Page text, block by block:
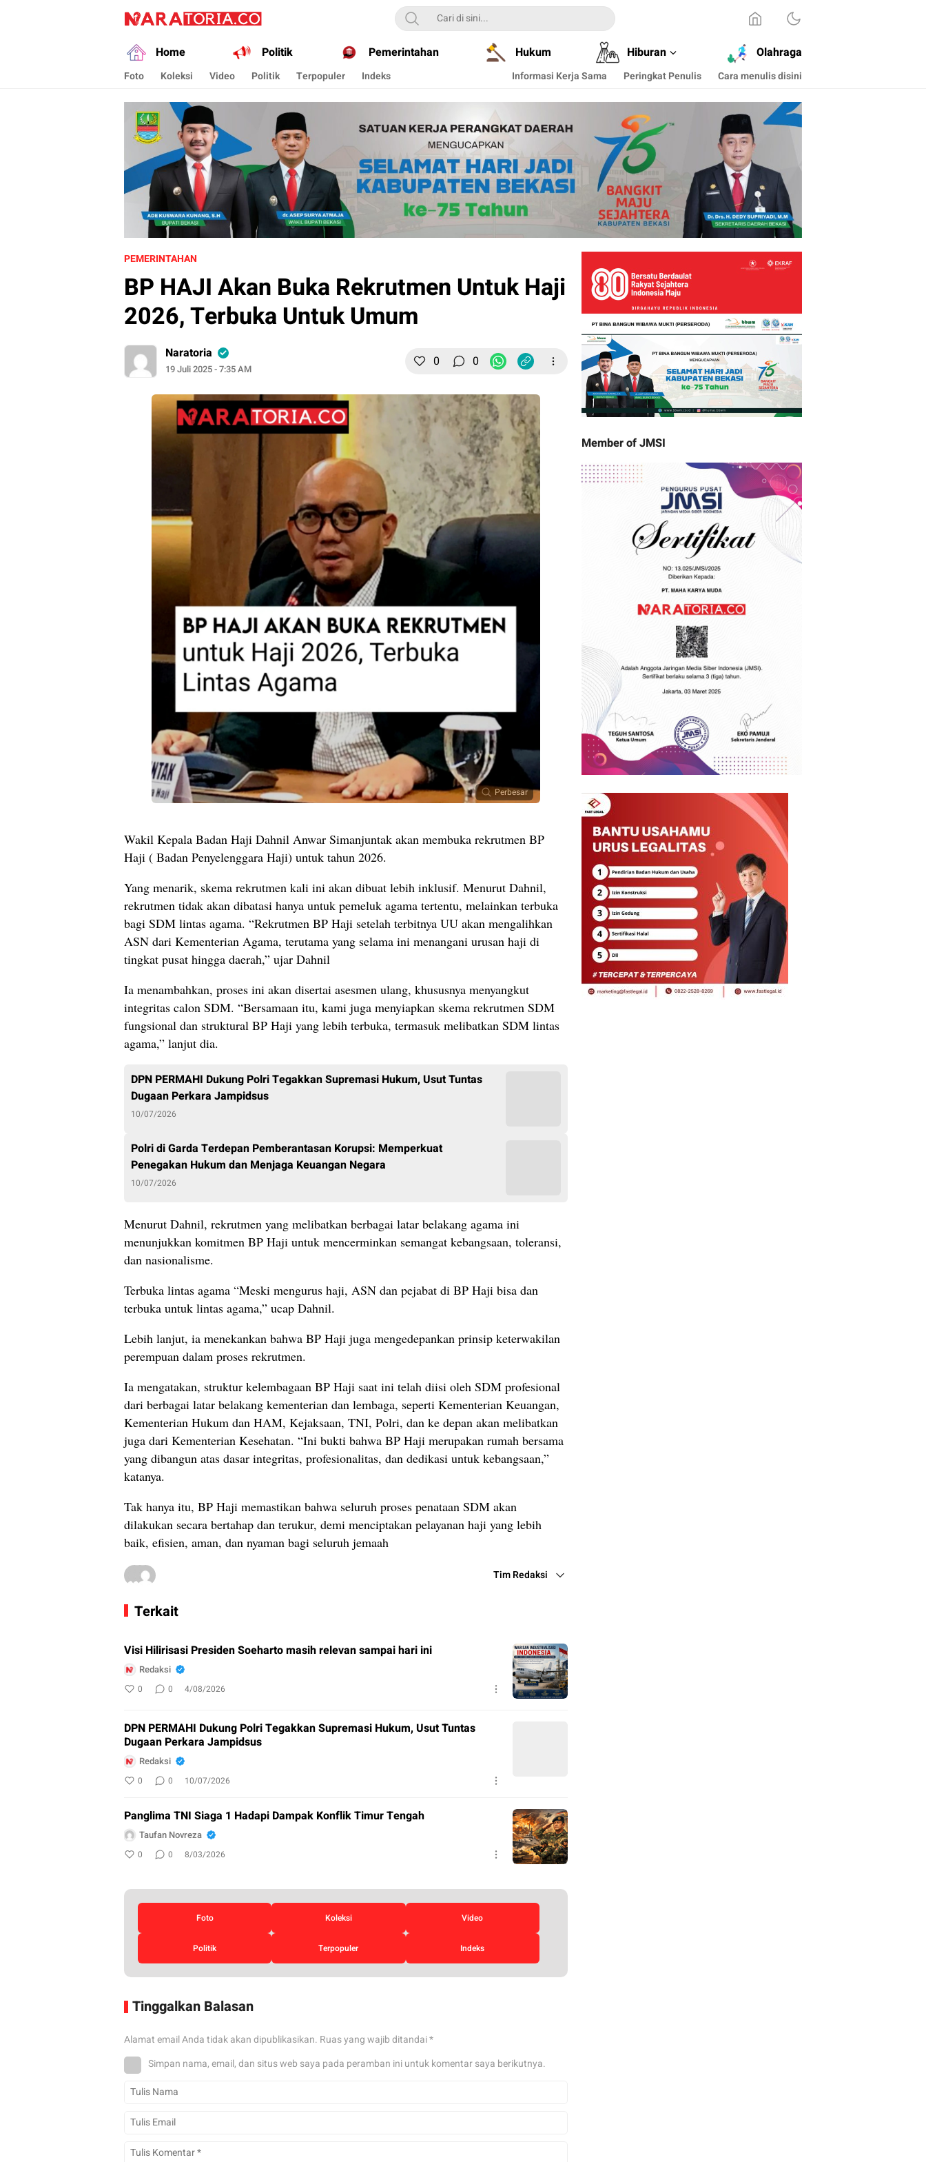
naratoria.co
Narasikan Fakta dan Data
Home Politik Pemerintahan Hukum Hiburan Olahraga
Foto Koleksi Video Politik Terpopuler Indeks Informasi Kerja Sama Peringkat Penulis Cara menulis disini
PEMERINTAHAN
BP HAJI Akan Buka Rekrutmen Untuk Haji
2026, Terbuka Untuk Umum
Naratoria
19 Juli 2025 - 7:35 AM 0 0
Perbesar
Wakil Kepala Badan Haji Dahnil Anwar Simanjuntak akan membuka rekrutmen BP
Haji ( Badan Penyelenggara Haji) untuk tahun 2026.
Yang menarik, skema rekrutmen kali ini akan dibuat lebih inklusif. Menurut Dahnil,
rekrutmen tidak akan dibatasi hanya untuk pemeluk agama tertentu, melainkan terbuka
bagi SDM lintas agama. “Rekrutmen BP Haji setelah terbitnya UU akan mengalihkan
ASN dari Kementerian Agama, terutama yang selama ini menangani urusan haji di
tingkat pusat hingga daerah,” ujar Dahnil
Ia menambahkan, proses ini akan disertai asesmen ulang, khususnya menyangkut
integritas calon SDM. “Bersamaan itu, kami juga menyiapkan skema rekrutmen SDM
fungsional dan struktural BP Haji yang lebih terbuka, termasuk melibatkan SDM lintas
agama,” lanjut dia.
DPN PERMAHI Dukung Polri Tegakkan Supremasi Hukum, Usut Tuntas
Dugaan Perkara Jampidsus
10/07/2026
Polri di Garda Terdepan Pemberantasan Korupsi: Memperkuat
Penegakan Hukum dan Menjaga Keuangan Negara
10/07/2026
Menurut Dahnil, rekrutmen yang melibatkan berbagai latar belakang agama ini
menunjukkan komitmen BP Haji untuk mencerminkan semangat kebangsaan, toleransi,
dan nasionalisme.
Terbuka lintas agama “Meski mengurus haji, ASN dan pejabat di BP Haji bisa dan
terbuka untuk lintas agama,” ucap Dahnil.
Lebih lanjut, ia menekankan bahwa BP Haji juga mengedepankan prinsip keterwakilan
perempuan dalam proses rekrutmen.
Ia mengatakan, struktur kelembagaan BP Haji saat ini telah diisi oleh SDM profesional
dari berbagai latar belakang kementerian dan lembaga, seperti Kementerian Keuangan,
Kementerian Hukum dan HAM, Kejaksaan, TNI, Polri, dan ke depan akan melibatkan
juga dari Kementerian Kesehatan. “Ini bukti bahwa BP Haji merupakan rumah bersama
yang dibangun atas dasar integritas, profesionalitas, dan dedikasi untuk kebangsaan,”
katanya.
Tak hanya itu, BP Haji memastikan bahwa seluruh proses penataan SDM akan
dilakukan secara bertahap dan terukur, demi menciptakan pelayanan haji yang lebih
baik, efisien, aman, dan nyaman bagi seluruh jemaah
Tim Redaksi
Terkait
Visi Hilirisasi Presiden Soeharto masih relevan sampai hari ini
Redaksi
0 0 4/08/2026
DPN PERMAHI Dukung Polri Tegakkan Supremasi Hukum, Usut Tuntas
Dugaan Perkara Jampidsus
Redaksi
0 0 10/07/2026
Panglima TNI Siaga 1 Hadapi Dampak Konflik Timur Tengah
Taufan Novreza
0 0 8/03/2026
Foto Koleksi Video
Politik Terpopuler Indeks
Tinggalkan Balasan
Alamat email Anda tidak akan dipublikasikan. Ruas yang wajib ditandai*
Simpan nama, email, dan situs web saya pada peramban ini untuk komentar saya berikutnya.
Member of JMSI